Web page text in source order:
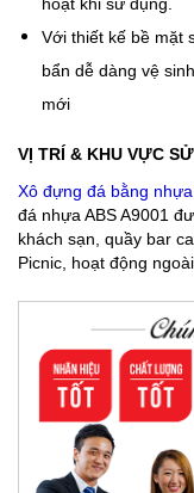
Với thiết kế bề mặt
bẩn dễ dàng vệ
mới
VỊ TRÍ & KHU VỰC
Xô đựng đá bằng
đá nhựa ABS A9001
khách sạn, quầy bar
Picnic, hoạt động